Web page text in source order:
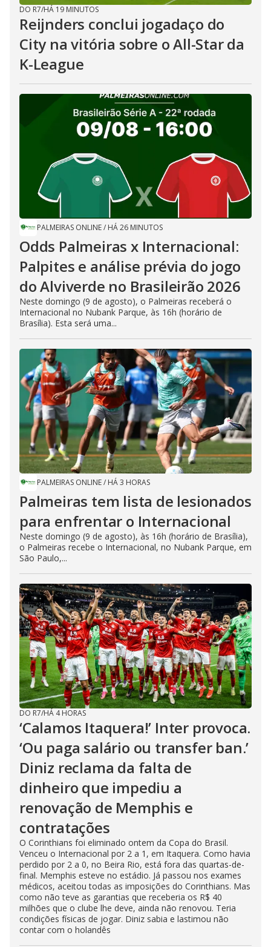
DO R7/HÁ 19 MINUTOS
Reijnders conclui jogadaço do
City na vitória sobre o All-Star da
K-League
PALMEIRAS ONLINE/ HÁ 26 MINUTOS
Odds Palmeiras x Internacional:
Palpites e análise prévia do jogo
do Alviverde no Brasileirão 2026
Neste domingo (9 de agosto), o Palmeiras receberá o
Internacional no Nubank Parque, às 16h (horário de
Brasília). Esta será uma...
PALMEIRAS ONLINE/ HÁ 3 HORAS
Palmeiras tem lista de lesionados
para enfrentar o Internacional
Neste domingo (9 de agosto), às 16h (horário de Brasília),
o Palmeiras recebe o Internacional, no Nubank Parque, em
São Paulo,...
DO R7/HÁ 4 HORAS
‘Calamos Itaquera!’ Inter provoca.
‘Ou paga salário ou transfer ban.’
Diniz reclama da falta de
dinheiro que impediu a
renovação de Memphis e
contratações
O Corinthians foi eliminado ontem da Copa do Brasil.
Venceu o Internacional por 2 a 1, em Itaquera. Como havia
perdido por 2 a 0, no Beira Rio, está fora das quartas-de-
final. Memphis esteve no estádio. Já passou nos exames
médicos, aceitou todas as imposições do Corinthians. Mas
como não teve as garantias que receberia os R$ 40
milhões que o clube lhe deve, ainda não renovou. Teria
condições físicas de jogar. Diniz sabia e lastimou não
contar com o holandês